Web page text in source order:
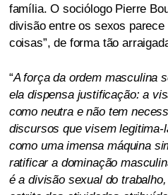
família. O sociólogo Pierre
divisão entre os sexos parece
coisas”, de forma tão
“A força da ordem masculina
ela dispensa justificação: a
como neutra e não tem
discursos que visem legitima-
como uma imensa máquina
ratificar a dominação
é a divisão sexual do